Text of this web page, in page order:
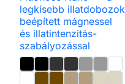
legkisebb illatdobozok
beépített mágnessel
és illatintenzitás-
szabályozással